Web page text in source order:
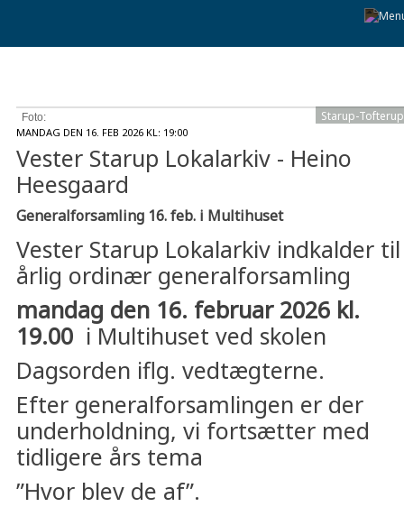
Starup-Tofterup
Foto:
MANDAG DEN 16. FEB 2026 KL: 19:00
Vester Starup Lokalarkiv - Heino
Heesgaard
Generalforsamling 16. feb. i Multihuset
Vester Starup Lokalarkiv indkalder til
årlig ordinær generalforsamling
mandag den 16. februar 2026 kl.
19.00 i Multihuset ved skolen
Dagsorden iflg. vedtægterne.
Efter generalforsamlingen er der
underholdning, vi fortsætter med
tidligere års tema
”Hvor blev de af”.